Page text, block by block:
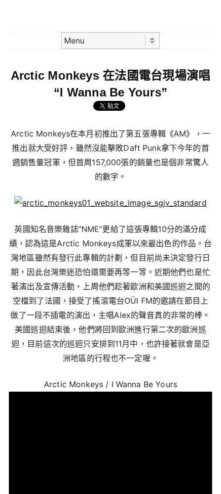
Arctic Monkeys 在法國電台現場演唱
“I Wanna Be Yours”
Arctic Monkeys在本月初推出了第五張專輯《AM》，一
推出就大受好評，雖然沒能擊敗Daft Punk拿下今年的首
週銷售量冠軍，但首周157,000張的銷量也是個非常驚人
的數字。
英國知名音樂雜誌”NME”更給了這張專輯10分的滿分成
績，認為這是Arctic Monkeys成軍以來最出色的作品。台
灣地區雖然有發行此專輯的計劃，但目前尚未決定發行日
期，因此台灣樂迷恐怕還需要再等一等。近期他們也是忙
著演出及宣傳活動，上周他們趁著歐洲和美國巡迴之間的
空檔到了法國，接受了搖滾電台OÜI FM的邀請在節目上
做了一段不插電的演出，主唱Alex的聲音真的非常的棒。
美國巡迴結束後，他們將回到歐洲進行第二次的歐洲巡
迴，目前這次的巡迴只安排到11月中，也許接著就會是亞
洲地區的行程也不一定喔。
Arctic Monkeys / I Wanna Be Yours